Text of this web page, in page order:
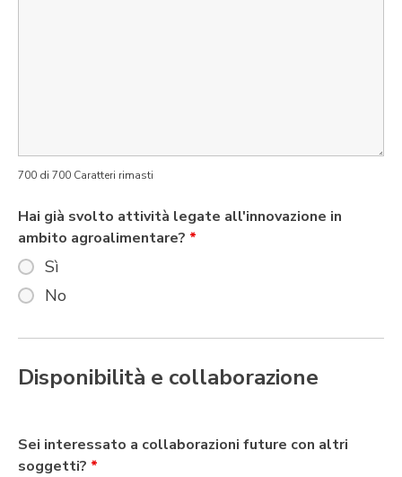
700 di 700 Caratteri rimasti
Hai già svolto attività legate all'innovazione in
ambito agroalimentare? *
Sì
No
Disponibilità e collaborazione
Sei interessato a collaborazioni future con altri
soggetti? *